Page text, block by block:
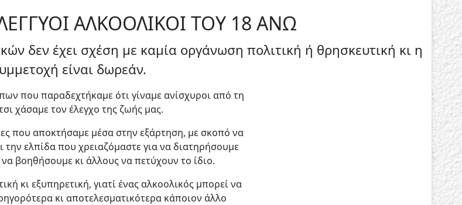
ΑΛΚΟΟΛΙΚΟΙ ΤΟΥ 18 ΑΝΩ
δεν έχει σχέση με καμία οργάνωση πολιτική ή θρησκευτική κι η
είναι δωρεάν.
που παραδεχτήκαμε ότι γίναμε ανίσχυροι από τη
χάσαμε τον έλεγχο της ζωής μας.
που αποκτήσαμε μέσα στην εξάρτηση, με σκοπό να
ελπίδα που χρειαζόμαστε για να διατηρήσουμε
βοηθήσουμε κι άλλους να πετύχουν το ίδιο.
κι εξυπηρετική, γιατί ένας αλκοολικός μπορεί να
κι αποτελεσματικότερα κάποιον άλλο